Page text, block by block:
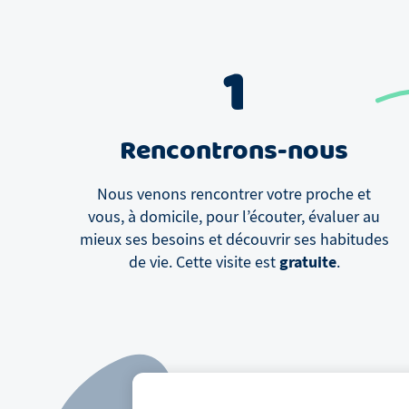
1
Rencontrons-nous
Nous venons rencontrer votre proche et
vous, à domicile, pour l’écouter, évaluer au
mieux ses besoins et découvrir ses habitudes
de vie. Cette visite estgratuite.